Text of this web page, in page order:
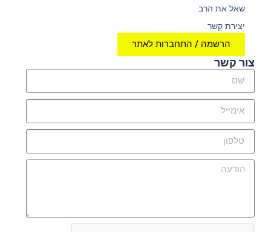
שאל את הרב
יצירת קשר
הרשמה / התחברות לאתר
צור קשר